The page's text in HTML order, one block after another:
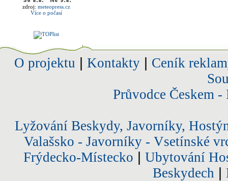
zdroj: meteopress.cz
Více o počasí
O projektu Kontakty| Ceník
Průvodce Českem
Lyžování Beskydy, Javorníky,
Valašsko - Javorníky - Vsetínské
Frýdecko-Místecko
Ubytování
Beskydech